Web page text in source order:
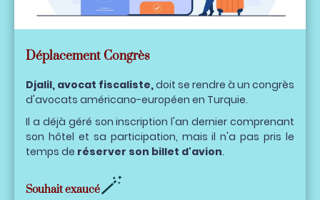
Déplacement Congrès
Djalil, avocat fiscaliste,doit se rendre à un congrès
d'avocats américano-européen en Turquie.
Il a déjà géré son inscription l'an dernier comprenant
son hôtel et sa participation, mais il n'a pas pris le
temps de réserver son billet d'avion.
Souhait exaucé🪄